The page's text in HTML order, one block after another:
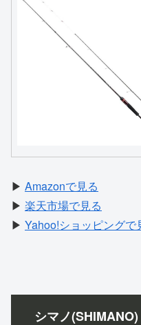
▶ Amazonで見る
▶ 楽天市場で見る
▶ Yahoo!ショッピングで
シマノ